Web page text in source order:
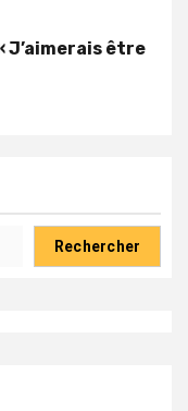
J’aimerais être
Rechercher